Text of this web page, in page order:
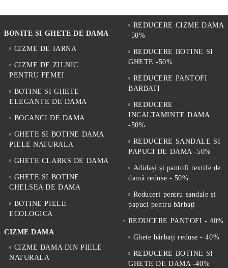
BONITE SI GHETE DE DAMA
CIZME DE IARNA
CIZME DE ZILNIC
PENTRU FEMEI
BOTINE SI GHETE
ELEGANTE DE DAMA
BOCANCI DE DAMA
GHETE SI BOTINE DAMA
PIELE NATURALA
GHETE CLARKS DE DAMA
GHETE SI BOTINE
CHELSEA DE DAMA
BOTINE PIELE
ECOLOGICA
CIZME DAMA
CIZME DAMA DIN PIELE
NATURALA
REDUCERE CIZME DAMA
-50%
REDUCERE BOTINE SI
GHETE -50%
REDUCERE PANTOFI
BARBATI
REDUCERE
INCALTAMINTE DAMA
-50%
REDUCERE SANDALE SI
PAPUCI DE DAMA -50%
Adidași și pantofi textile de
damă reduse - 50%
Reduceri pentru sandale și
papuci pentru bărbați
REDUCERE PANTOFI - 40%
Ghete bărbați reduse - 40%
REDUCERE BOTINE SI
GHETE DE DAMA -40%